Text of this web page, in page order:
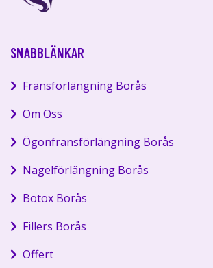
SNABBLÄNKAR
Fransförlängning Borås
Om Oss
Ögonfransförlängning Borås
Nagelförlängning Borås
Botox Borås
Fillers Borås
Offert